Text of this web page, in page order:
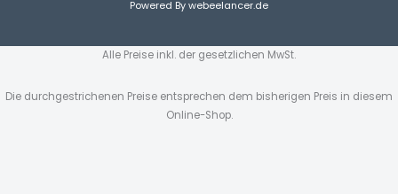
Powered By webeelancer.de
Alle Preise inkl. der gesetzlichen MwSt.
Die durchgestrichenen Preise entsprechen dem bisherigen Preis in diesem
Online-Shop.